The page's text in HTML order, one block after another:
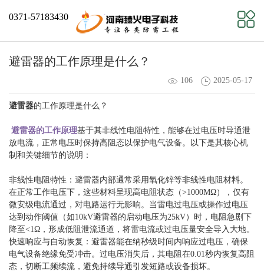
0371-57183430
避雷器的工作原理是什么？
106 2025-05-17
避雷器的工作原理是什么？
避雷器的工作原理基于其非线性电阻特性，能够在过电压时导通泄
放电流，正常电压时保持高阻态以保护电气设备。以下是其核心机
制和关键细节的说明：
非线性电阻特性：避雷器内部通常采用氧化锌等非线性电阻材料。
在正常工作电压下，这些材料呈现高电阻状态（>1000MΩ），仅有
微安级电流通过，对电路运行无影响。当雷电过电压或操作过电压
达到动作阈值（如10kV避雷器的启动电压为25kV）时，电阻急剧下
降至<1Ω，形成低阻泄流通道，将雷电流或过电压量安全导入大地。
快速响应与自动恢复：避雷器能在纳秒级时间内响应过电压，确保
电气设备绝缘免受冲击。过电压消失后，其电阻在0.01秒内恢复高阻
态，切断工频续流，避免持续导通引发短路或设备损坏。